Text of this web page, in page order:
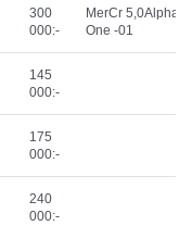
300
000:-
MerCr 5,0Alpha
One -01
145
000:-
175
000:-
240
000:-